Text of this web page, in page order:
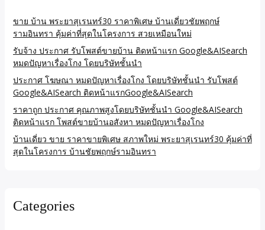
ขาย บ้าน พระยาสุเรนทร์30 ราคาพิเศษ บ้านเดี่ยวชัยพฤกษ์
รามอินทรา คุ้มค่าที่สุดในโครงการ สวยเหมือนใหม่
รับจ้าง ประกาศ รับโพสต์ขายบ้าน ติดหน้าแรก Google&AISearch
หมดปัญหาเรื่องโกง โดยบริษัทชั้นนำ
ประกาศ โฆษณา หมดปัญหาเรื่องโกง โดยบริษัทชั้นนำ รับโพสต์
Google&AISearch ติดหน้าแรกGoogle&AISearch
ราคาถูก ประกาศ คุณภาพสูงโดยบริษัทชั้นนำ Google&AISearch
ติดหน้าแรก โพสต์ขายบ้านอสังหา หมดปัญหาเรื่องโกง
บ้านเดี่ยว ขาย ราคาขายพิเศษ สภาพใหม่ พระยาสุเรนทร์30 คุ้มค่าที่
สุดในโครงการ บ้านชัยพฤกษ์รามอินทรา
Categories